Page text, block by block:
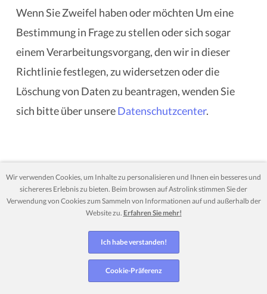
Wenn Sie Zweifel haben oder möchten Um eine
Bestimmung in Frage zu stellen oder sich sogar
einem Verarbeitungsvorgang, den wir in dieser
Richtlinie festlegen, zu widersetzen oder die
Löschung von Daten zu beantragen, wenden Sie
sich bitte über unsereDatenschutzcenter.
Weitere Informationen
möglich beantwortet. Diese Website
respektiert und versucht, alle gesendeten E-
Mails zu beantworten.
Wir verwenden Cookies, um Inhalte zu personalisieren und Ihnen ein besseres und
sichereres Erlebnis zu bieten. Beim browsen auf Astrolink stimmen Sie der
Verwendung von Cookies zum Sammeln von Informationen auf und außerhalb der
Website zu. Erfahren Sie mehr!
Ich habe verstanden!
Cookie-Präferenz